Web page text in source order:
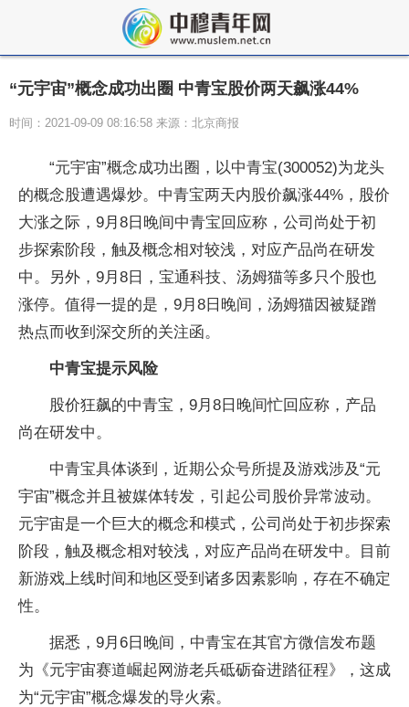
“元宇宙”概念成功出圈 中青宝股价两天飙涨44%
时间：2021-09-09 08:16:58 来源：北京商报
“元宇宙”概念成功出圈，以中青宝(300052)为龙头
的概念股遭遇爆炒。中青宝两天内股价飙涨44%，股价
大涨之际，9月8日晚间中青宝回应称，公司尚处于初
步探索阶段，触及概念相对较浅，对应产品尚在研发
中。另外，9月8日，宝通科技、汤姆猫等多只个股也
涨停。值得一提的是，9月8日晚间，汤姆猫因被疑蹭
热点而收到深交所的关注函。
中青宝提示风险
股价狂飙的中青宝，9月8日晚间忙回应称，产品
尚在研发中。
中青宝具体谈到，近期公众号所提及游戏涉及“元
宇宙”概念并且被媒体转发，引起公司股价异常波动。
元宇宙是一个巨大的概念和模式，公司尚处于初步探索
阶段，触及概念相对较浅，对应产品尚在研发中。目前
新游戏上线时间和地区受到诸多因素影响，存在不确定
性。
据悉，9月6日晚间，中青宝在其官方微信发布题
为《元宇宙赛道崛起网游老兵砥砺奋进踏征程》，这成
为“元宇宙”概念爆发的导火索。